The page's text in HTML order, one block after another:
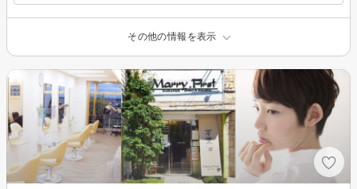
その他の情報を表示